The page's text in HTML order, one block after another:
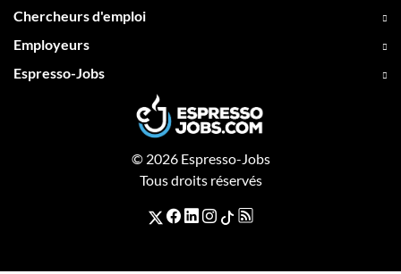
Chercheurs d'emploi
Employeurs
Espresso-Jobs
© 2026 Espresso-Jobs
Tous droits réservés